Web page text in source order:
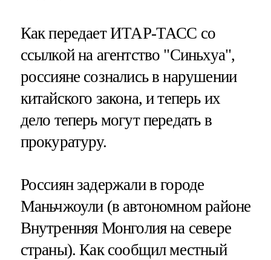
Как передает ИТАР-ТАСС со
ссылкой на агентство "Синьхуа",
россияне сознались в нарушении
китайского закона, и теперь их
дело теперь могут передать в
прокуратуру.
Россиян задержали в городе
Маньчжоули (в автономном районе
Внутренняя Монголия на севере
страны). Как сообщил местный